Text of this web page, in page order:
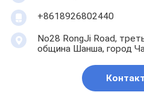
+8618926802440
No28 RongJi Road,
община Шанша, город
Контакт